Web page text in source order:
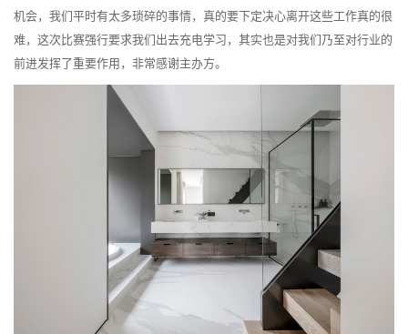
机会，我们平时有太多琐碎的事情，真的要下定决心离开这些工作真的很
难，这次比赛强行要求我们出去充电学习，其实也是对我们乃至对行业的
前进发挥了重要作用，非常感谢主办方。